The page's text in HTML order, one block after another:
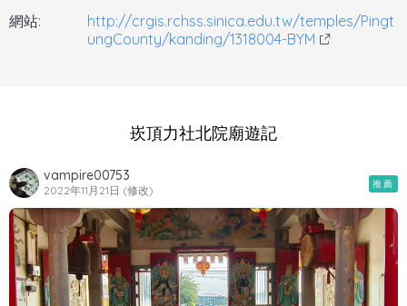
網站:
http://crgis.rchss.sinica.edu.tw/temples/Pingt
ungCounty/kanding/1318004-BYM
崁頂力社北院廟遊記
vampire00753
2022年11月21日 (修改) 推薦